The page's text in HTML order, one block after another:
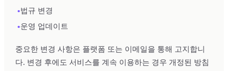
•법규 변경
•운영 업데이트
중요한 변경 사항은 플랫폼 또는 이메일을 통해 고지합니
다. 변경 후에도 서비스를 계속 이용하는 경우 개정된 방침